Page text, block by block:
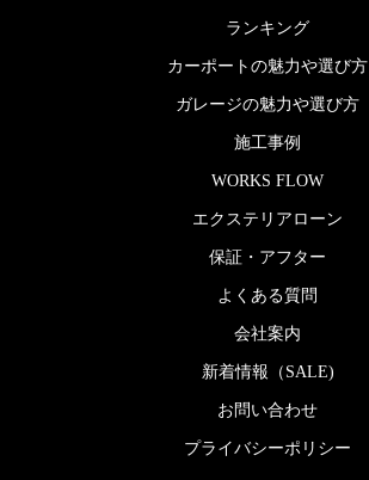
ランキング
カーポートの魅力や選び方
ガレージの魅力や選び方
施工事例
WORKS FLOW
エクステリアローン
保証・アフター
よくある質問
会社案内
新着情報（SALE)
お問い合わせ
プライバシーポリシー